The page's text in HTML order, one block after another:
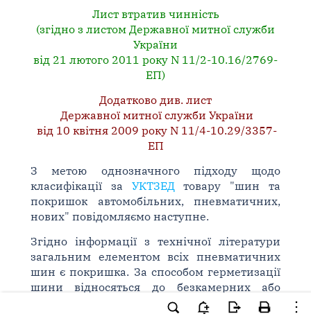
Лист втратив чинність
(згідно з листом Державної митної служби
України
від 21 лютого 2011 року N 11/2-10.16/2769-
ЕП)
Додатково див. лист
Державної митної служби України
від 10 квітня 2009 року N 11/4-10.29/3357-
ЕП
З метою однозначного підходу щодо
класифікації за УКТЗЕДтовару "шин та
покришок автомобільних, пневматичних,
нових" повідомляємо наступне.
Згідно інформації з технічної літератури
загальним елементом всіх пневматичних
шин є покришка. За способом герметизації
шини відносяться до безкамерних або
камерних. Камерні шини складаються з
покришки та розміщеної в її порожнині